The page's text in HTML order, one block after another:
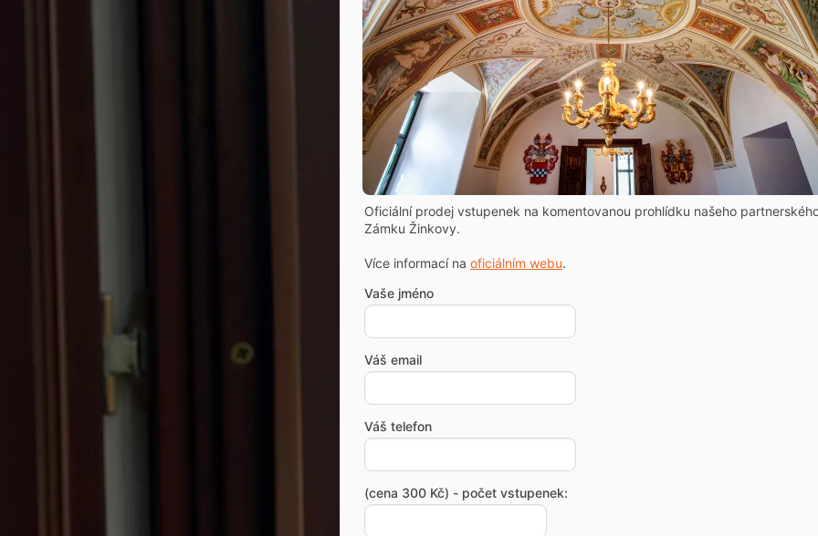
Oficiální prodej vstupenek na komentovanou prohlídku našeho
Zámku Žinkovy.
Více informací na oficiálním webu.
Vaše jméno
Váš email
Váš telefon
(cena 300 Kč) - počet vstupenek: